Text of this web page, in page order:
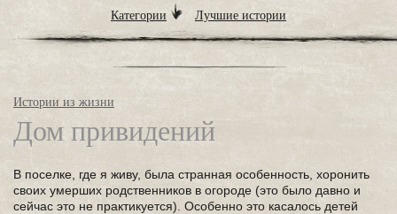
Категории Лучшие истории
Истории из жизни
Дом привидений
В поселке, где я живу, была странная особенность, хоронить
своих умерших родственников в огороде (это было давно и
сейчас это не практикуется). Особенно это касалось детей